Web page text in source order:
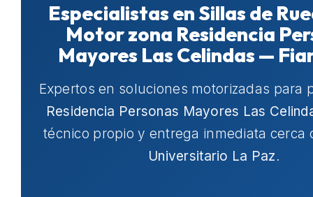
Especialistas en Sillas de
Motor zona Residencia
Mayores Las Celindas —
Expertos en soluciones motorizadas para
Residencia Personas Mayores Las
técnico propio y entrega inmediata cerca
Universitario La Paz.